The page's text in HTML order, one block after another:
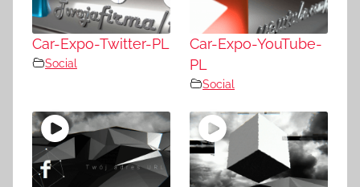
Car-Expo-Twitter-PL
Social
Car-Expo-YouTube-
PL
Social